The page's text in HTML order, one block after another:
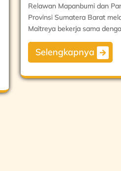
Relawan Mapanbumi dan
Provinsi Sumatera Barat
Maitreya bekerja sama
Selengkapnya